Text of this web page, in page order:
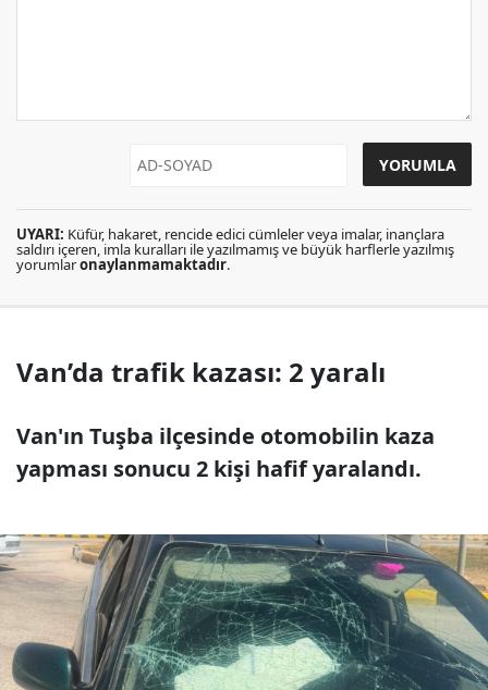
UYARI: Küfür, hakaret, rencide edici cümleler veya imalar, inançlara
saldırı içeren, imla kuralları ile yazılmamış ve büyük harflerle yazılmış
yorumlaronaylanmamaktadır.
Van’da trafik kazası: 2 yaralı
Van'ın Tuşba ilçesinde otomobilin kaza
yapması sonucu 2 kişi hafif yaralandı.